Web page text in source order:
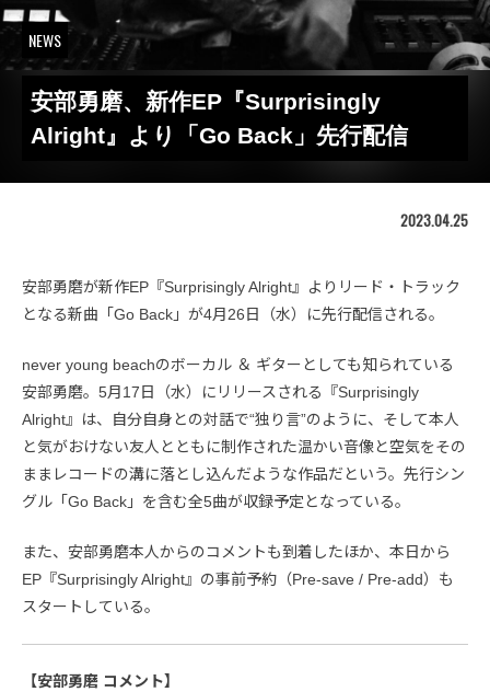
NEWS
安部勇磨、新作EP『Surprisingly
Alright』より「Go Back」先行配信
2023.04.25
安部勇磨が新作EP『Surprisingly Alright』よりリード・トラック
となる新曲「Go Back」が4月26日（水）に先行配信される。
never young beachのボーカル ＆ ギターとしても知られている
安部勇磨。5月17日（水）にリリースされる『Surprisingly
Alright』は、自分自身との対話で“独り言”のように、そして本人
と気がおけない友人とともに制作された温かい音像と空気をその
ままレコードの溝に落とし込んだような作品だという。先行シン
グル「Go Back」を含む全5曲が収録予定となっている。
また、安部勇磨本人からのコメントも到着したほか、本日から
EP『Surprisingly Alright』の事前予約（Pre-save / Pre-add）も
スタートしている。
【安部勇磨 コメント】